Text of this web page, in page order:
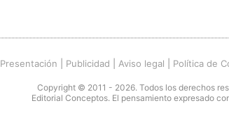
Presentación Publicidad Aviso legal Política de
Copyright © 2011 - 2026. Todos los derechos
Editorial Conceptos. El pensamiento expresado